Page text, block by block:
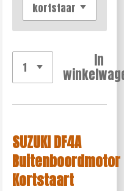
In
SUZUKI DF4A
Buitenboordmotor
Kortstaart